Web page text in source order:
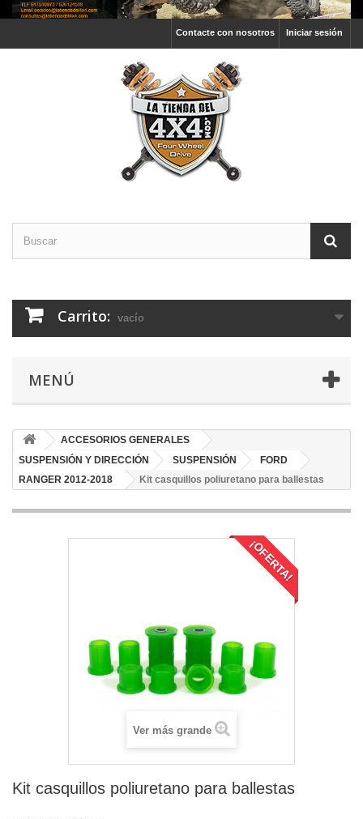
Iniciar sesión
Contacte con nosotros
Carrito: vacío
MENÚ
ACCESORIOS GENERALES
SUSPENSIÓN Y DIRECCIÓN
SUSPENSIÓN
FORD
RANGER 2012-2018
Kit casquillos poliuretano para ballestas
¡OFERTA!
Ver más grande
Kit casquillos poliuretano para ballestas